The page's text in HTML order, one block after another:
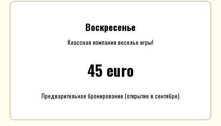
Воскресенье
Классная компания веселье игры!
45 euro
Предварительное бронирование (открытие в сентябре)